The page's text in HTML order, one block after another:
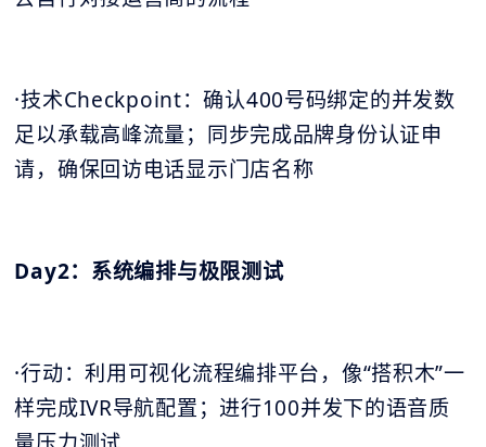
·技术Checkpoint：确认400号码绑定的并发数
足以承载高峰流量；同步完成品牌身份认证申
请，确保回访电话显示门店名称
Day2：系统编排与极限测试
·行动：利用可视化流程编排平台，像“搭积木”一
样完成IVR导航配置；进行100并发下的语音质